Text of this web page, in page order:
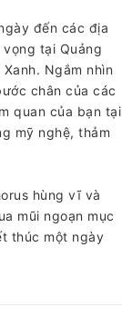
đến các địa
tại Quảng
Ngắm nhìn
chân của các
quan của bạn tại
mỹ nghệ, thảm
hùng vĩ và
mũi ngoạn mục
thúc một ngày